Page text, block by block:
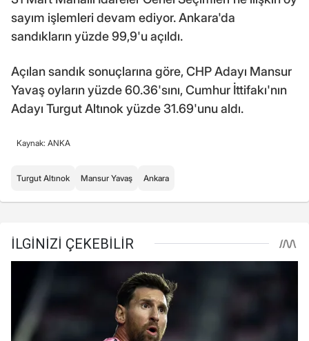
sayım işlemleri devam ediyor. Ankara'da
sandıkların yüzde 99,9'u açıldı.
Açılan sandık sonuçlarına göre, CHP Adayı Mansur
Yavaş oyların yüzde 60.36'sını, Cumhur İttifakı'nın
Adayı Turgut Altınok yüzde 31.69'unu aldı.
Kaynak: ANKA
Turgut Altınok Mansur Yavaş Ankara